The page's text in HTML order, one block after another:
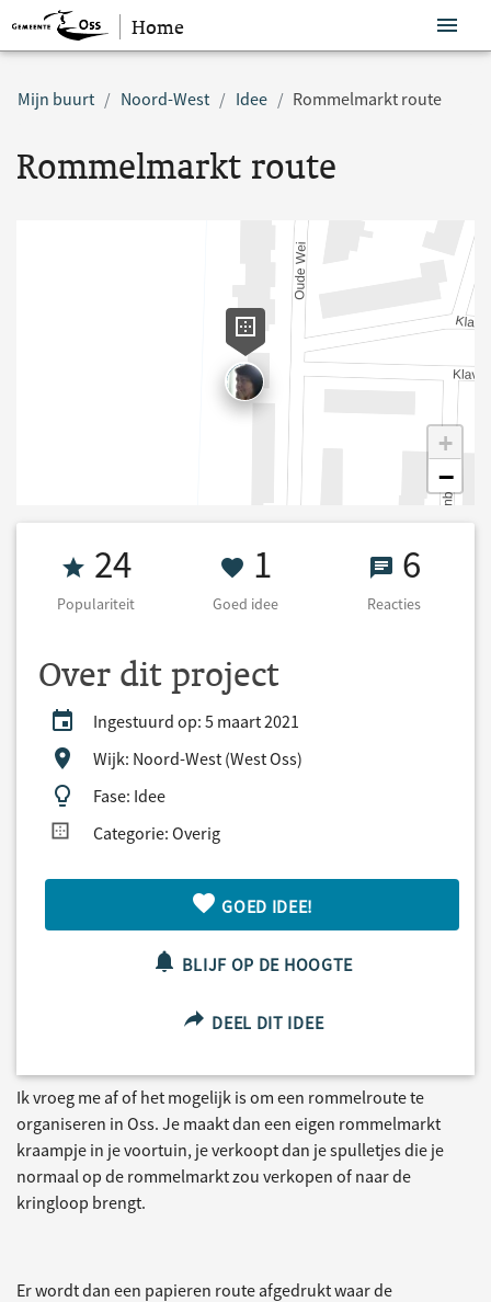
Sla navigatie over
Home
Mijn buurt Noord-West Idee Rommelmarkt route
Rommelmarkt route
+
−
Populariteit 24
24
Populariteit
1 Goed idee
1
Goed idee
6 6
Reacties
Over dit project
Ingestuurd op: 5 maart 2021
Wijk: Noord-West (West Oss)
Fase: Idee
Categorie: Overig
GOED IDEE!
BLIJF OP DE HOOGTE
DEEL DIT IDEE
Ik vroeg me af of het mogelijk is om een rommelroute te
organiseren in Oss. Je maakt dan een eigen rommelmarkt
kraampje in je voortuin, je verkoopt dan je spulletjes die je
normaal op de rommelmarkt zou verkopen of naar de
kringloop brengt.
Er wordt dan een papieren route afgedrukt waar de